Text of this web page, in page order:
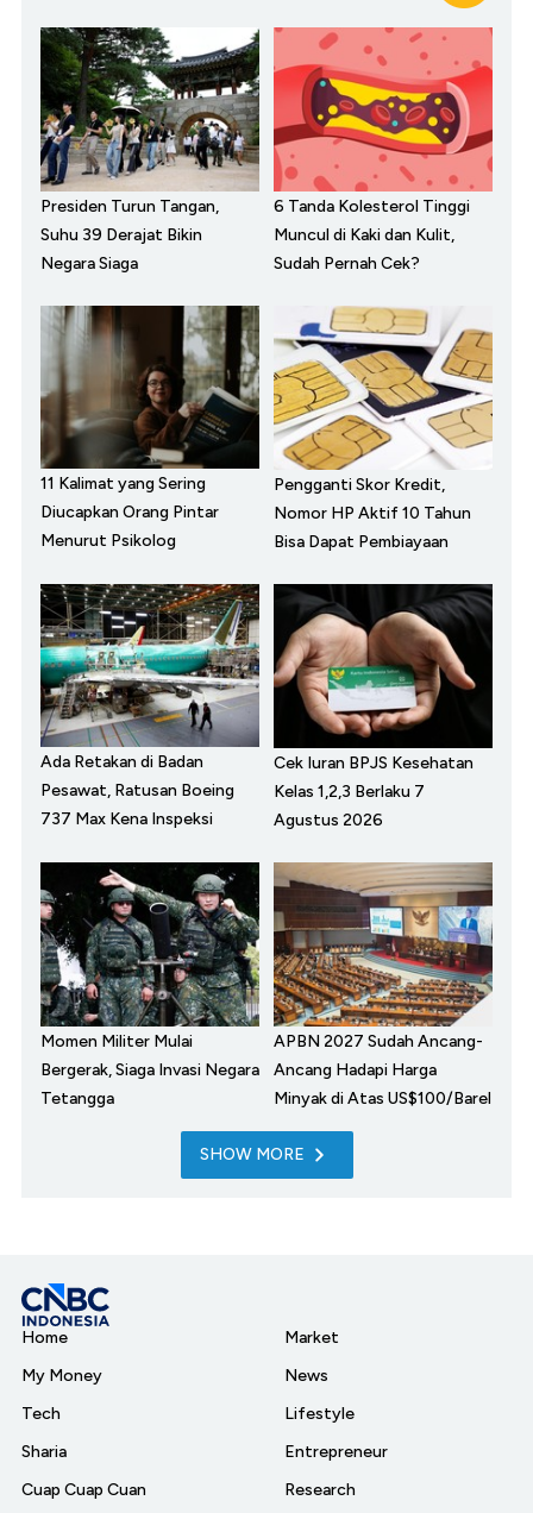
Presiden Turun Tangan,
Suhu 39 Derajat Bikin
Negara Siaga
6 Tanda Kolesterol Tinggi
Muncul di Kaki dan Kulit,
Sudah Pernah Cek?
11 Kalimat yang Sering
Diucapkan Orang Pintar
Menurut Psikolog
Pengganti Skor Kredit,
Nomor HP Aktif 10 Tahun
Bisa Dapat Pembiayaan
Ada Retakan di Badan
Pesawat, Ratusan Boeing
737 Max Kena Inspeksi
Cek Iuran BPJS Kesehatan
Kelas 1,2,3 Berlaku 7
Agustus 2026
Momen Militer Mulai
Bergerak, Siaga Invasi Negara
Tetangga
APBN 2027 Sudah Ancang-
Ancang Hadapi Harga
Minyak di Atas US$100/Barel
SHOW MORE
Home
My Money
Tech
Sharia
Cuap Cuap Cuan
Market
News
Lifestyle
Entrepreneur
Research